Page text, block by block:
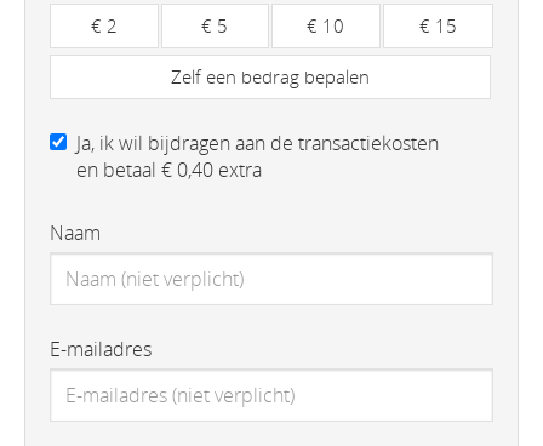
€ 2 € 5 € 10 € 15
Zelf een bedrag bepalen
Ja, ik wil bijdragen aan de transactiekosten
en betaal € 0,40 extra
Naam
E-mailadres